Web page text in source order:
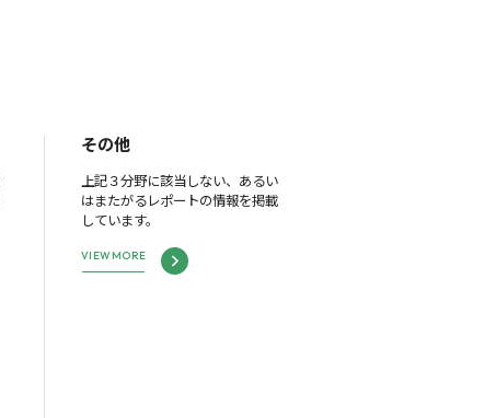
その他
上記３分野に該当しない、あるい
はまたがるレポートの情報を掲載
しています。
VIEW MORE